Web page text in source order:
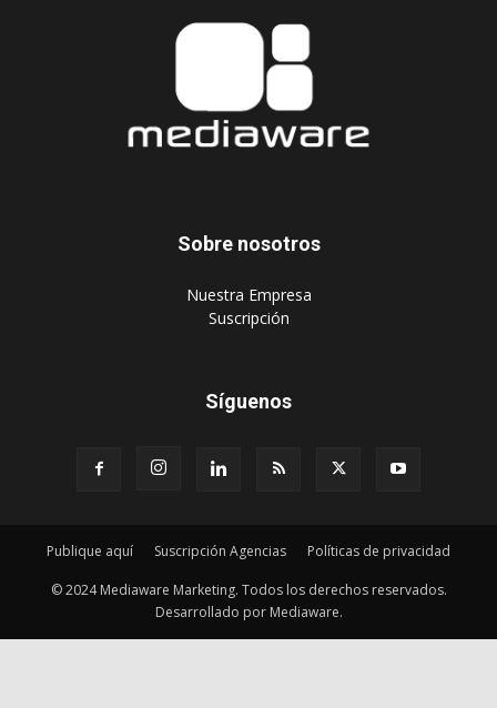
Sobre nosotros
‎Nuestra Empresa
‎Suscripción
Síguenos
Publique aquí Suscripción Agencias Políticas de privacidad
© 2024 Mediaware Marketing. Todos los derechos reservados.
Desarrollado por Mediaware.